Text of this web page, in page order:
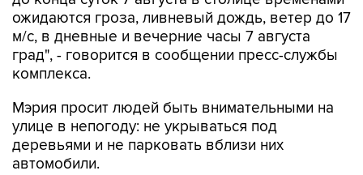
ожидаются гроза, ливневый дождь, ветер до 17
м/с, в дневные и вечерние часы 7 августа
град", - говорится в сообщении пресс-службы
комплекса.
Мэрия просит людей быть внимательными на
улице в непогоду: не укрываться под
деревьями и не парковать вблизи них
автомобили.